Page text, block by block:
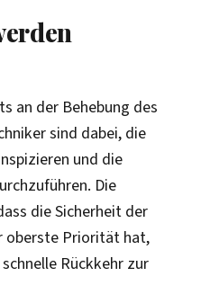
an der Behebung des
sind dabei, die
und die
Die
die Sicherheit der
oberste Priorität hat,
Rückkehr zur